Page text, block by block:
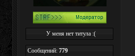
У меня нет титула :(
Сообщений: 779